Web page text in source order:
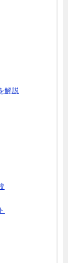
解説